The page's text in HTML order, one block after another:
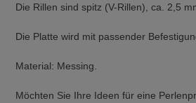
Die Rillen sind spitz (V-Rillen), ca. 2,5
Die Platte wird mit passender
Material: Messing.
Möchten Sie Ihre Ideen für eine